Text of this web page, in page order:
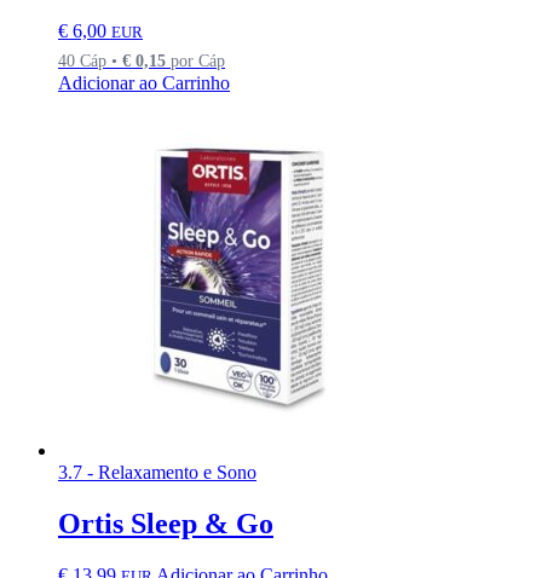
€ 6,00 EUR
40 Cáp • € 0,15 por Cáp
Adicionar ao Carrinho
3.7 - Relaxamento e Sono
Ortis Sleep & Go